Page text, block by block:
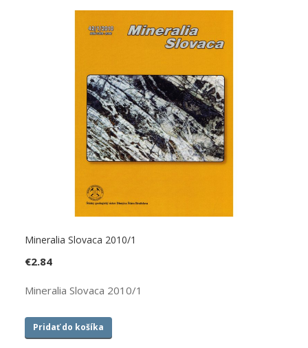
Mineralia Slovaca 2010/1
€2.84
Mineralia Slovaca 2010/1
Pridať do košíka